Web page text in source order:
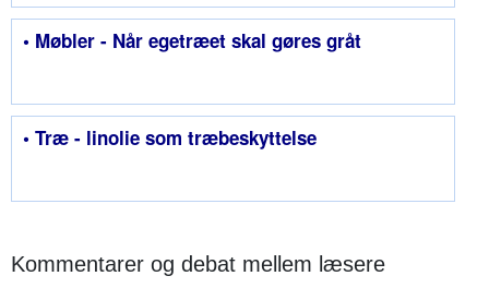
• Møbler - Når egetræet skal gøres gråt
• Træ - linolie som træbeskyttelse
Kommentarer og debat mellem læsere